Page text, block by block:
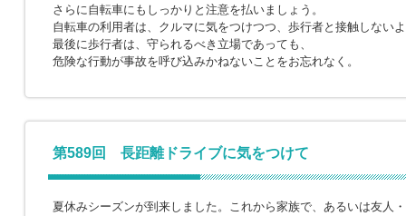
さらに自転車にもしっかりと注意を払いましょう。
自転車の利用者は、クルマに気をつけつつ、歩行者と接触しない
最後に歩行者は、守られるべき立場であっても、
危険な行動が事故を呼び込みかねないことをお忘れなく。
第589回 長距離ドライブに気をつけて
夏休みシーズンが到来しました。これから家族で、あるいは友人